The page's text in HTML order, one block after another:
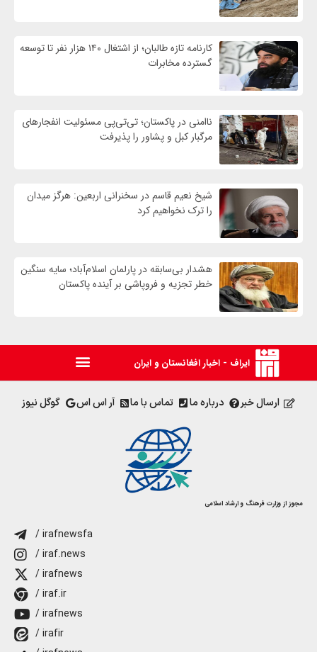
کارنامه تازه طالبان؛ از اشتغال ۱۴۰ هزار نفر تا توسعه
گسترده مخابرات
ناامنی در پاکستان؛ تی‌تی‌پی مسئولیت انفجارهای
مرگبار کبل و پشاور را پذیرفت
شیخ نعیم قاسم در سخنرانی اربعین: هرگز میدان
را ترک نخواهیم کرد
هشدار بی‌سابقه در پارلمان اسلام‌آباد؛ سایه سنگین
خطر تجزیه و فروپاشی بر آینده پاکستان
ایراف - اخبار افغانستان و ایران
ارسال خبر درباره ما تماس با ما آر اس اس گوگل نیوز
مجوز از وزارت فرهنگ و ارشاد اسلامی
/ irafnewsfa
/ iraf.news
/ irafnews
/ iraf.ir
/ irafnews
/ irafir